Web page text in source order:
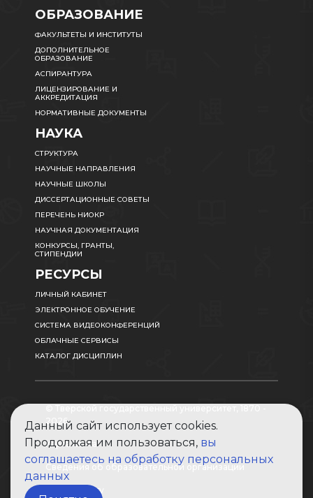
ОБРАЗОВАНИЕ
ФАКУЛЬТЕТЫ И ИНСТИТУТЫ
ДОПОЛНИТЕЛЬНОЕ
ОБРАЗОВАНИЕ
АСПИРАНТУРА
ЛИЦЕНЗИРОВАНИЕ И
АККРЕДИТАЦИЯ
НОРМАТИВНЫЕ ДОКУМЕНТЫ
НАУКА
СТРУКТУРА
НАУЧНЫЕ НАПРАВЛЕНИЯ
НАУЧНЫЕ ШКОЛЫ
ДИССЕРТАЦИОННЫЕ СОВЕТЫ
ПЕРЕЧЕНЬ НИОКР
НАУЧНАЯ ДОКУМЕНТАЦИЯ
КОНКУРСЫ, ГРАНТЫ,
СТИПЕНДИИ
РЕСУРСЫ
ЛИЧНЫЙ КАБИНЕТ
ЭЛЕКТРОННОЕ ОБУЧЕНИЕ
СИСТЕМА ВИДЕОКОНФЕРЕНЦИЙ
ОБЛАЧНЫЕ СЕРВИСЫ
КАТАЛОГ ДИСЦИПЛИН
2026
Карта сайта
Сведения об образовательной организации
Абитуриенту
Данный сайт использует cookies.
Продолжая им пользоваться, вы
соглашаетесь на обработку персональных
данных